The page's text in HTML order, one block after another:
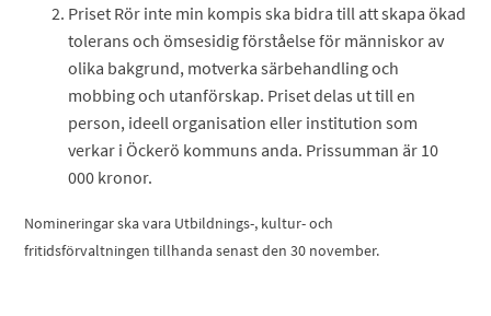
Priset Rör inte min kompis ska bidra till att skapa ökad
tolerans och ömsesidig förståelse för människor av
olika bakgrund, motverka särbehandling och
mobbing och utanförskap. Priset delas ut till en
person, ideell organisation eller institution som
verkar i Öckerö kommuns anda. Prissumman är 10
000 kronor.
Nomineringar ska vara Utbildnings-, kultur- och
fritidsförvaltningen tillhanda senast den 30 november.